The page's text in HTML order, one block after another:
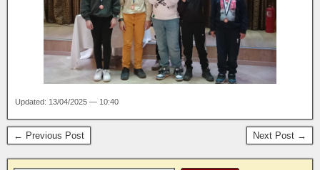
Updated: 13/04/2025 — 10:40
← Previous Post Next Post →